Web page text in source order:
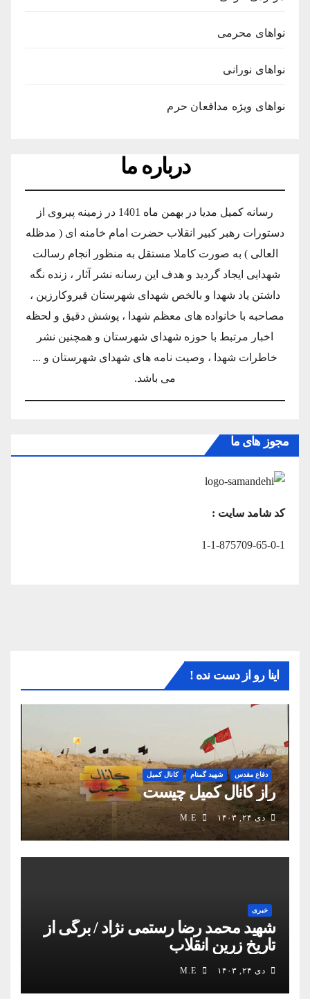
نواهای محرمی
نواهای نورانی
نواهای ویژه مدافعان حرم
درباره ما
رسانه کمیل مدیا در بهمن ماه 1401 در زمینه پیروی از
دستورات رهبر کبیر انقلاب حضرت امام خامنه ای ( مدظله
العالی ) به صورت کاملا مستقل به منظور انجام رسالت
شهدایی ایجاد گردید و هدف این رسانه نشر آثار ، زنده نگه
داشتن یاد شهدا و بالخص شهدای شهرستان قیروکارزین ،
مصاحبه با خانواده های معظم شهدا ، پوشش دقیق و لحظه
اخبار مرتبط با حوزه شهدای شهرستان و همچنین نشر
خاطرات شهدا ، وصیت نامه های شهدای شهرستان و ...
می باشد.
مجوز های ما
کد شامد سایت :
1-1-875709-65-0-1
اینا رو از دست نده !
دفاع مقدس شهید گمنام کانال کمیل
راز کانال کمیل چیست
دی ۲۴, ۱۴۰۳
خبری
شهید محمد رضا رستمی نژاد / برگی از
تاریخ زرین انقلاب
دی ۲۴, ۱۴۰۳